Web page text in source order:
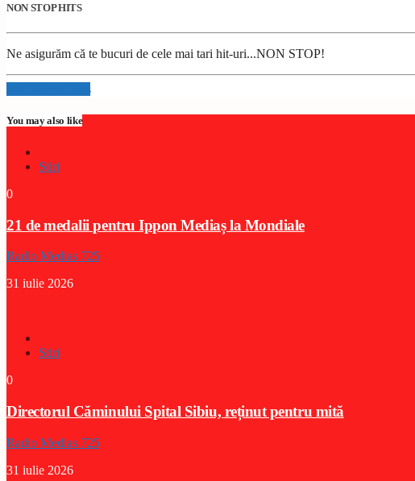
NON STOP HITS
Ne asigurăm că te bucuri de cele mai tari hit-uri...NON STOP!
Info and episodes
You may also like
Stiri
0
21 de medalii pentru Ippon Mediaș la Mondiale
Radio Medias 725
31 iulie 2026
Stiri
0
Directorul Căminului Spital Sibiu, reținut pentru mită
Radio Medias 725
31 iulie 2026